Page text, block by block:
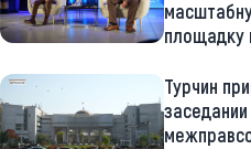
площадку
Турчин